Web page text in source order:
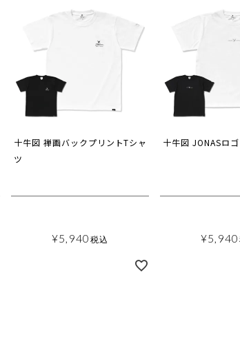
十牛図 禅画バックプリントTシャ
ツ
¥5,940 税込
十牛図 JONASロ
¥5,940